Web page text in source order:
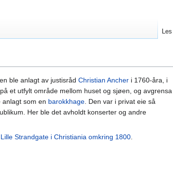
ble anlagt av justisråd Christian Ancher i 1760-åra, i
et utfylt område mellom huset og sjøen, og avgrensa
som en barokkhage. Den var i privat eie så
Her ble det avholdt konserter og andre
Lille Strandgate i Christiania omkring 1800.
Les